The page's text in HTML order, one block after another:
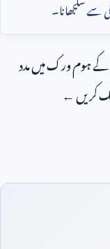
سے سلجھانا۔
ہوم ورک میں مدد
کریں ←